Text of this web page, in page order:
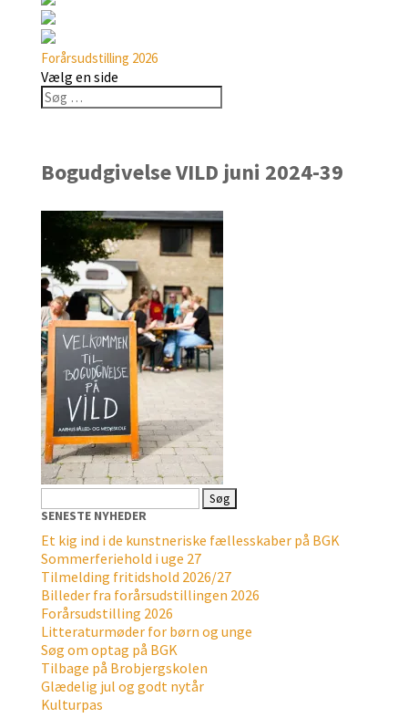
Forårsudstilling 2026
Vælg en side
Bogudgivelse VILD juni 2024-39
efter:
SENESTE NYHEDER
Et kig ind i de kunstneriske fællesskaber på BGK
Sommerferiehold i uge 27
Tilmelding fritidshold 2026/27
Billeder fra forårsudstillingen 2026
Forårsudstilling 2026
Litteraturmøder for børn og unge
Søg om optag på BGK
Tilbage på Brobjergskolen
Glædelig jul og godt nytår
Kulturpas